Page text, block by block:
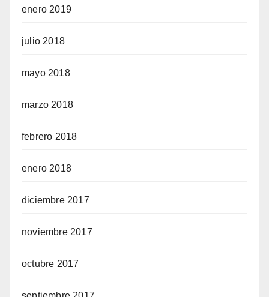
enero 2019
julio 2018
mayo 2018
marzo 2018
febrero 2018
enero 2018
diciembre 2017
noviembre 2017
octubre 2017